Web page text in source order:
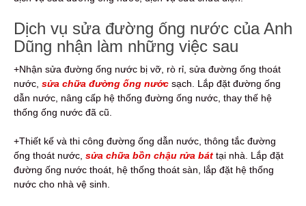
Dịch vụ sửa đường ống nước của Anh
Dũng nhận làm những việc sau
+Nhận sửa đường ống nước bị vỡ, rò rỉ, sửa đường ống thoát
nước, sửa chữa đường ống nước sạch. Lắp đặt đường ống
dẫn nước, nâng cấp hệ thống đường ống nước, thay thế hệ
thống ống nước đã cũ.
+Thiết kế và thi công đường ống dẫn nước, thông tắc đường
ống thoát nước, sửa chữa bồn chậu rửa bát tại nhà. Lắp đặt
đường ống nước thoát, hệ thống thoát sàn, lắp đặt hệ thống
nước cho nhà vệ sinh.